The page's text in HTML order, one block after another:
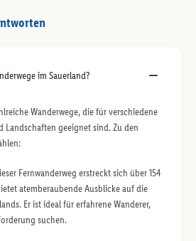
im Sauerland?
Wanderwege, die für verschiedene
Landschaften geeignet sind. Zu den
Fernwanderweg erstreckt sich über 154
atemberaubende Ausblicke auf die
Er ist ideal für erfahrene Wanderer,
suchen.